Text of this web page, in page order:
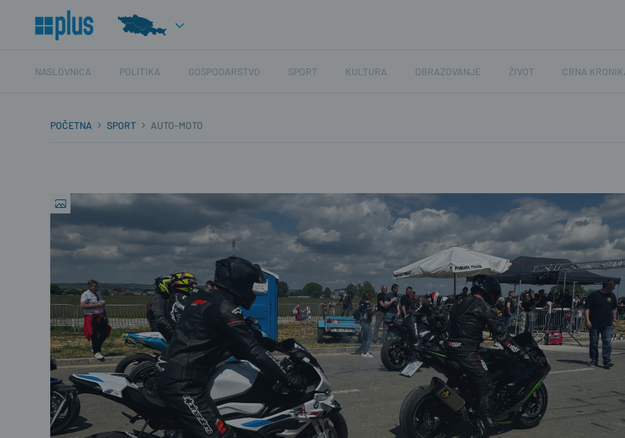
NASLOVNICA POLITIKA GOSPODARSTVO SPORT KULTURA OBRAZOVANJE ŽIVOT CRNA
POČETNA SPORT AUTO-MOTO